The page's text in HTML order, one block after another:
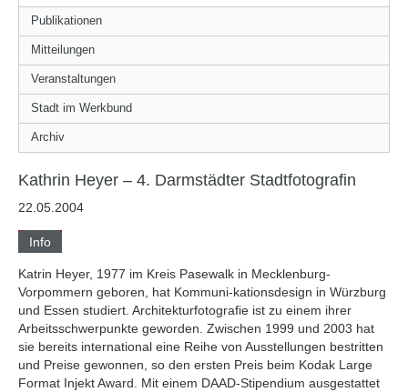
Publikationen
Mitteilungen
Veranstaltungen
Stadt im Werkbund
Archiv
Kathrin Heyer – 4. Darmstädter Stadtfotografin
22.05.2004
Info
Katrin Heyer, 1977 im Kreis Pasewalk in Mecklenburg-
Vorpommern geboren, hat Kommuni-kationsdesign in Würzburg
und Essen studiert. Architekturfotografie ist zu einem ihrer
Arbeitsschwerpunkte geworden. Zwischen 1999 und 2003 hat
sie bereits international eine Reihe von Ausstellungen bestritten
und Preise gewonnen, so den ersten Preis beim Kodak Large
Format Injekt Award. Mit einem DAAD-Stipendium ausgestattet